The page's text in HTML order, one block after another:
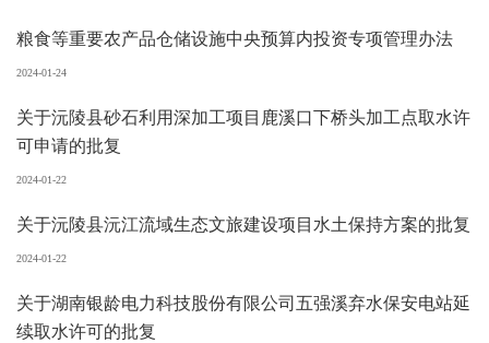
粮食等重要农产品仓储设施中央预算内投资专项管理办法
2024-01-24
关于沅陵县砂石利用深加工项目鹿溪口下桥头加工点取水许
可申请的批复
2024-01-22
关于沅陵县沅江流域生态文旅建设项目水土保持方案的批复
2024-01-22
关于湖南银龄电力科技股份有限公司五强溪弃水保安电站延
续取水许可的批复